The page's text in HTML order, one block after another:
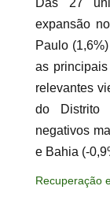
Das 27
expansão
Paulo
as
relevantes
do Distrito
negativos
e Bahia (-
Recuperação